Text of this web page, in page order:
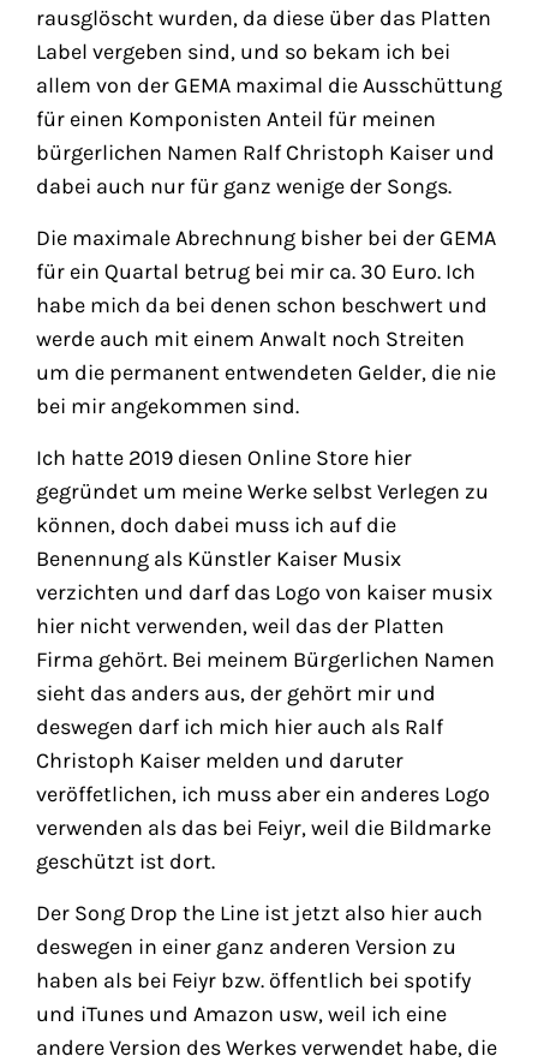
rausglöscht wurden, da diese über das Platten
Label vergeben sind, und so bekam ich bei
allem von der GEMA maximal die Ausschüttung
für einen Komponisten Anteil für meinen
bürgerlichen Namen Ralf Christoph Kaiser und
dabei auch nur für ganz wenige der Songs.
Die maximale Abrechnung bisher bei der GEMA
für ein Quartal betrug bei mir ca. 30 Euro. Ich
habe mich da bei denen schon beschwert und
werde auch mit einem Anwalt noch Streiten
um die permanent entwendeten Gelder, die nie
bei mir angekommen sind.
Ich hatte 2019 diesen Online Store hier
gegründet um meine Werke selbst Verlegen zu
können, doch dabei muss ich auf die
Benennung als Künstler Kaiser Musix
verzichten und darf das Logo von kaiser musix
hier nicht verwenden, weil das der Platten
Firma gehört. Bei meinem Bürgerlichen Namen
sieht das anders aus, der gehört mir und
deswegen darf ich mich hier auch als Ralf
Christoph Kaiser melden und daruter
veröffetlichen, ich muss aber ein anderes Logo
verwenden als das bei Feiyr, weil die Bildmarke
geschützt ist dort.
Der Song Drop the Line ist jetzt also hier auch
deswegen in einer ganz anderen Version zu
haben als bei Feiyr bzw. öffentlich bei spotify
und iTunes und Amazon usw, weil ich eine
andere Version des Werkes verwendet habe, die